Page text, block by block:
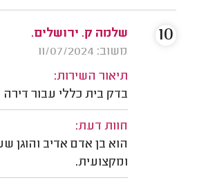
שלמה ק. ירושלים.
משוב: 11/07/2024
תיאור השירות:
בדק בית כללי עבור
חוות דעת:
הוא בן אדם אדיב והוגן
ומקצועית.
10